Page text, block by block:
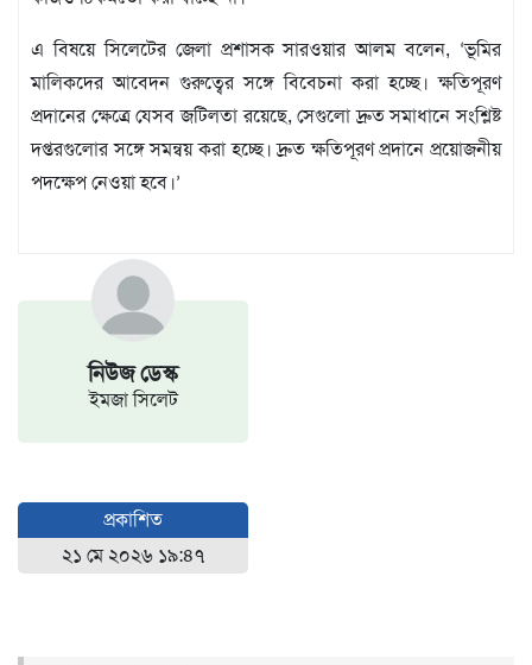
নিউজ ডেস্ক
ইমজা সিলেট
প্রকাশিত
২১ মে ২০২৬ ১৯:৪৭
এ বিষয়ে সিলেটের জেলা প্রশাসক সারওয়ার আলম বলেন, ‘ভূমির
মালিকদের আবেদন গুরুত্বের সঙ্গে বিবেচনা করা হচ্ছে। ক্ষতিপূরণ
প্রদানের ক্ষেত্রে যেসব জটিলতা রয়েছে, সেগুলো দ্রুত সমাধানে সংশ্লিষ্ট
দপ্তরগুলোর সঙ্গে সমন্বয় করা হচ্ছে। দ্রুত ক্ষতিপূরণ প্রদানে প্রয়োজনীয়
পদক্ষেপ নেওয়া হবে।’